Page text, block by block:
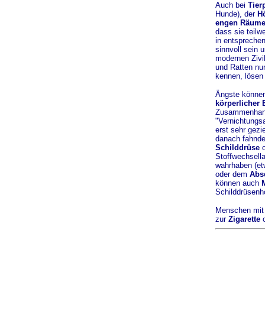
Auch bei
Hunde), der
engen
dass sie
in
sinnvoll sein
modernen
und Ratten
kennen,
Ängste
körperlicher
erst sehr
danach
Schilddrüse
wahrhaben
oder dem
können auch
Menschen
zur Zigarette